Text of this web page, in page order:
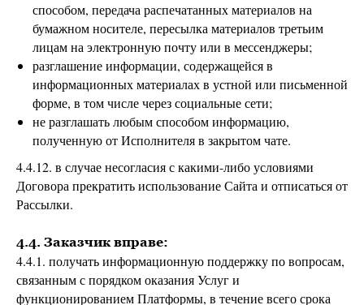
способом, передача распечатанных материалов на
бумажном носителе, пересылка материалов третьим
лицам на электронную почту или в мессенджеры;
разглашение информации, содержащейся в
информационных материалах в устной или письменной
форме, в том числе через социальные сети;
не разглашать любым способом информацию,
полученную от Исполнителя в закрытом чате.
4.4.12. в случае несогласия с какими-либо условиями
Договора прекратить использование Сайта и отписаться от
Рассылки.
4.4. Заказчик вправе:
4.4.1. получать информационную поддержку по вопросам,
связанным с порядком оказания Услуг и
функционированием Платформы, в течение всего срока